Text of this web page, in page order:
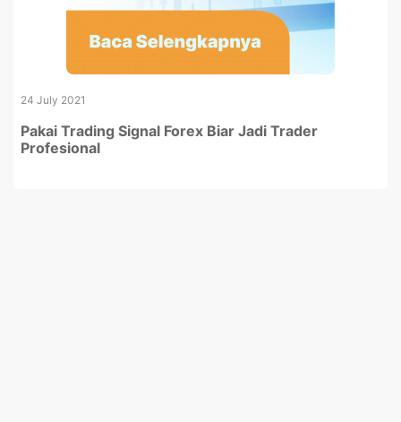
24 July 2021
Pakai Trading Signal Forex Biar Jadi Trader
Profesional